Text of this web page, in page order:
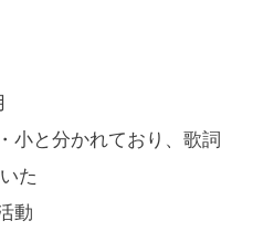
小と分かれており、歌詞
た
動